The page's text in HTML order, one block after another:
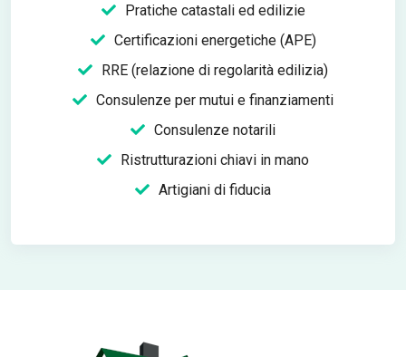
Pratiche catastali ed edilizie
Certificazioni energetiche (APE)
RRE (relazione di regolarità edilizia)
Consulenze per mutui e finanziamenti
Consulenze notarili
Ristrutturazioni chiavi in mano
Artigiani di fiducia